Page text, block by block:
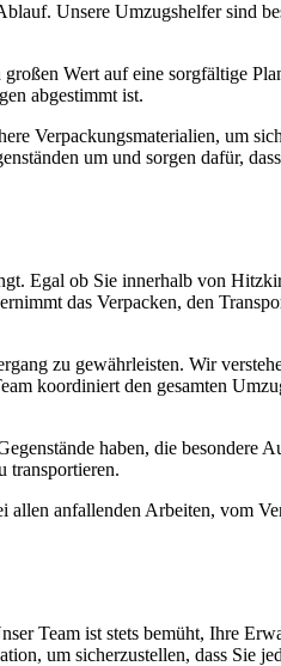
Unsere Umzugshelfer sind
Wert auf eine sorgfältige
abgestimmt ist.
Verpackungsmaterialien, um
um und sorgen dafür,
Egal ob Sie innerhalb von
das Verpacken, den
zu gewährleisten. Wir
koordiniert den gesamten
haben, die besondere
transportieren.
anfallenden Arbeiten, vom
Team ist stets bemüht, Ihre
um sicherzustellen, dass Sie